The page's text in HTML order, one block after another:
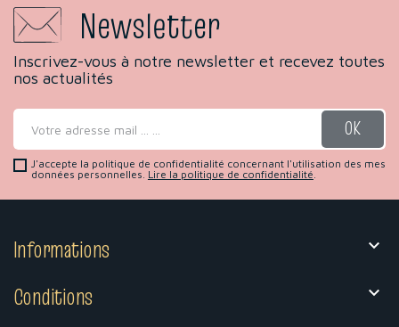
Newsletter
Inscrivez-vous à notre newsletter et recevez toutes
nos actualités
J'accepte la politique de confidentialité concernant l'utilisation des mes
données personnelles. Lire la politique de confidentialité.
Informations 
Conditions 